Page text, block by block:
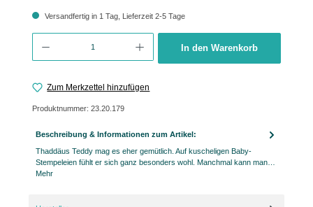
Versandfertig in 1 Tag, Lieferzeit 2-5 Tage
In den Warenkorb
Zum Merkzettel hinzufügen
Produktnummer: 23.20.179
Beschreibung & Informationen zum Artikel:
Thaddäus Teddy mag es eher gemütlich. Auf kuscheligen Baby-
Stempeleien fühlt er sich ganz besonders wohl. Manchmal kann man…
Mehr